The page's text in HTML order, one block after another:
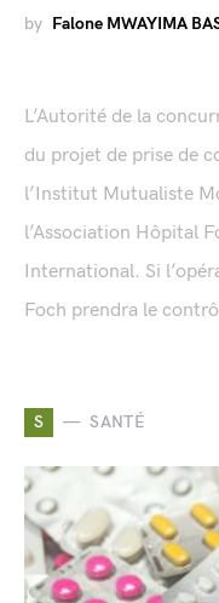
by Falone MWAYIMA
L’Autorité de la
du projet de prise de
l’Institut Mutualiste
l’Association Hôpital
International. Si
Foch prendra le
S SANTÉ